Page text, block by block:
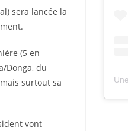
sera lancée la
(5 en
Donga, du
surtout sa
vont